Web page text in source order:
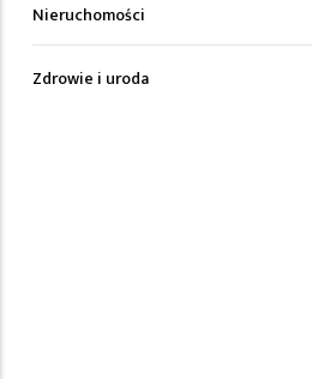
Nieruchomości
Zdrowie i uroda